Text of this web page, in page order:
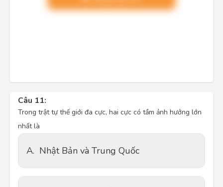
Câu 11:
Trong trật tự thế giới đa cực, hai cực có tầm ảnh hưởng lớn
nhất là
A. Nhật Bản và Trung Quốc